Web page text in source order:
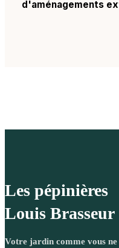
d'aménagements
Les pépinières
Louis Brasseur
Votre jardin comme vous